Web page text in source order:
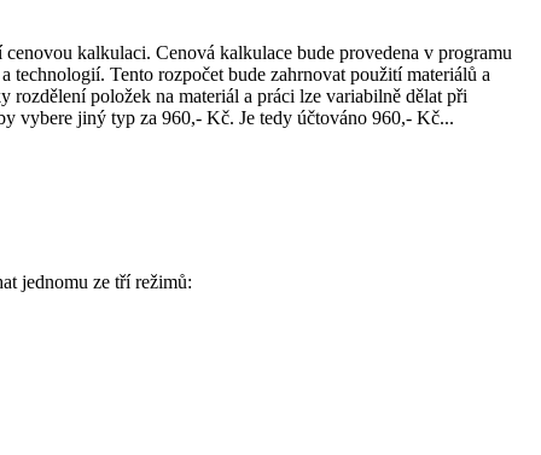
kalkulaci. Cenová kalkulace bude provedena v programu
Tento rozpočet bude zahrnovat použití materiálů a
rozdělení položek na materiál a práci lze variabilně dělat při
vybere jiný typ za 960,- Kč. Je tedy účtováno 960,- Kč...
jednomu ze tří režimů: